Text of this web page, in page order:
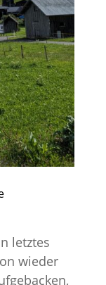
letztes
wieder